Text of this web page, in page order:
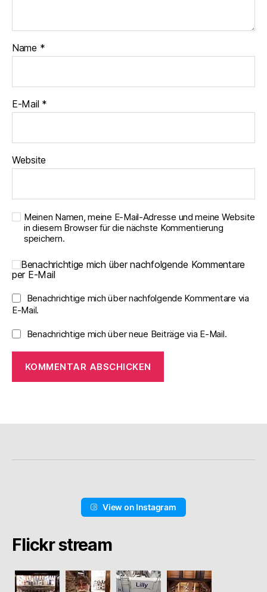
Name *
E-Mail *
Website
Meinen Namen, meine E-Mail-Adresse und meine Website
in diesem Browser für die nächste Kommentierung
speichern.
Benachrichtige mich über nachfolgende Kommentare
per E-Mail
Benachrichtige mich über nachfolgende Kommentare via
E-Mail.
Benachrichtige mich über neue Beiträge via E-Mail.
View on Instagram
Flickr stream